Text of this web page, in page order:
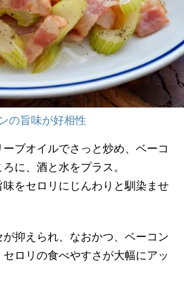
の旨味が好相性
ブオイルでさっと炒め、ベーコ
に、酒と水をプラス。
をセロリにじんわりと馴染ませ
抑えられ、なおかつ、ベーコン
ロリの食べやすさが大幅にアッ